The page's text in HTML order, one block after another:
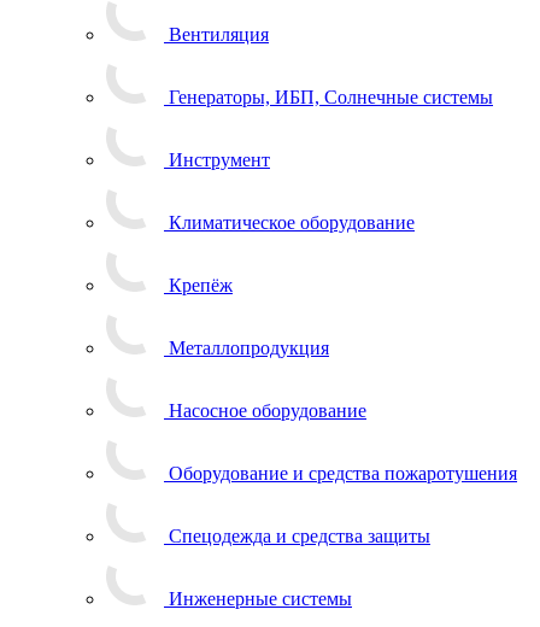
Вентиляция
Генераторы, ИБП, Солнечные системы
Инструмент
Климатическое оборудование
Крепёж
Металлопродукция
Насосное оборудование
Оборудование и средства пожаротушения
Спецодежда и средства защиты
Инженерные системы